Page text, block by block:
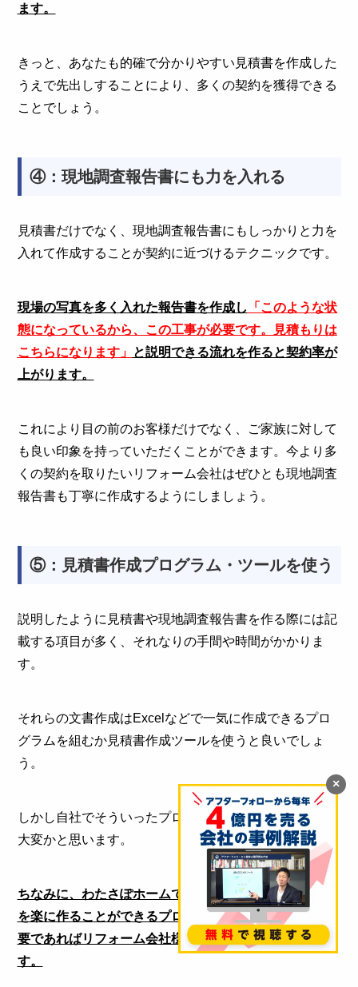
ます。
きっと、あなたも的確で分かりやすい見積書を作成した
うえで先出しすることにより、多くの契約を獲得できる
ことでしょう。
④：現地調査報告書にも力を入れる
見積書だけでなく、現地調査報告書にもしっかりと力を
入れて作成することが契約に近づけるテクニックです。
現場の写真を多く入れた報告書を作成し 「このような状
態になっているから、この工事が必要です。見積もりは
こちらになります」 と説明できる流れを作ると契約率が
上がります。
これにより目の前のお客様だけでなく、ご家族に対して
も良い印象を持っていただくことができます。今より多
くの契約を取りたいリフォーム会社はぜひとも現地調査
報告書も丁寧に作成するようにしましょう。
⑤：見積書作成プログラム・ツールを使う
説明したように見積書や現地調査報告書を作る際には記
載する項目が多く、それなりの手間や時間がかかりま
す。
それらの文書作成はExcelなどで一気に作成できるプロ
グラムを組むか見積書作成ツールを使うと良いでしょ
う。
しかし自社でそういったプログラムを組むのはなかなか
大変かと思います。
ちなみに、わたさぽホームでは現地調査報告書や見積書
を楽に作ることができるプログラムを組んでいます。必
要であればリフォーム会社様のために作ることも可能で
す。
×